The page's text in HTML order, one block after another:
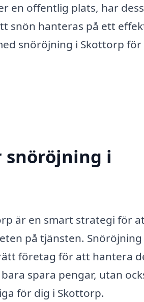
en offentlig plats, har
snön hanteras på ett
snöröjning i Skottorp för
snöröjning i
är en smart strategi för
på tjänsten.
företag för att hantera
spara pengar, utan
för dig i Skottorp.